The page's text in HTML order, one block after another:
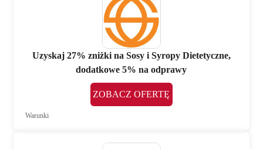
Uzyskaj 27% zniżki na Sosy i Syropy Dietetyczne,
dodatkowe 5% na odprawy
ZOBACZ OFERTĘ
Warunki